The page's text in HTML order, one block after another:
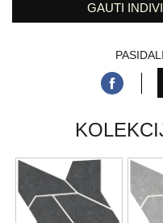
GAUTI